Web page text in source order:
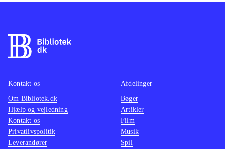
Kontakt os
Om Bibliotek.dk
Hjælp og vejledning
Kontakt os
Privatlivspolitik
Leverandører
Afdelinger
Bøger
Artikler
Film
Musik
Spil